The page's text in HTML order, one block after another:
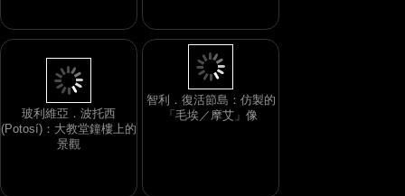
玻利維亞．波托西
(Potosí)：大教堂鐘樓上的